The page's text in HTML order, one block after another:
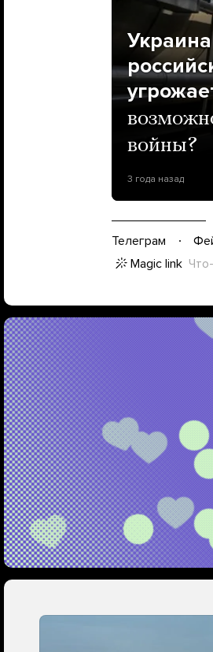
войны?
3 года назад
Телеграм
Magic link